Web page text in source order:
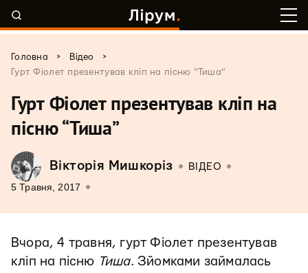
Головна > Відео
>
Гурт Фіолет презентував кліп на пісню “Тиша”
Гурт Фіолет презентував кліп на
пісню “Тиша”
Вікторія Мишкоріз ВІДЕО
5 Травня, 2017
Вчора, 4 травня, гурт Фіолет презентував
кліп на пісню Тиша. Зйомками займалась